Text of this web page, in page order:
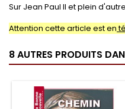
Sur Jean Paul II et plein
Attention cette article est en
8 AUTRES PRODUITS